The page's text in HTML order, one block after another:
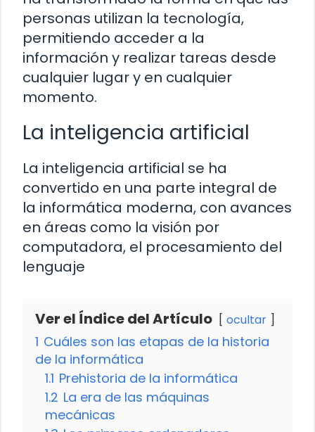
personas utilizan la tecnología,
permitiendo acceder a la
información y realizar tareas desde
cualquier lugar y en cualquier
momento.
La inteligencia artificial
La inteligencia artificial se ha
convertido en una parte integral de
la informática moderna, con avances
en áreas como la visión por
computadora, el procesamiento del
lenguaje
Ver el Índice del Artículo ocultar
1 Cuáles son las etapas de la historia
de la informática
1.1 Prehistoria de la informática
1.2 La era de las máquinas
mecánicas